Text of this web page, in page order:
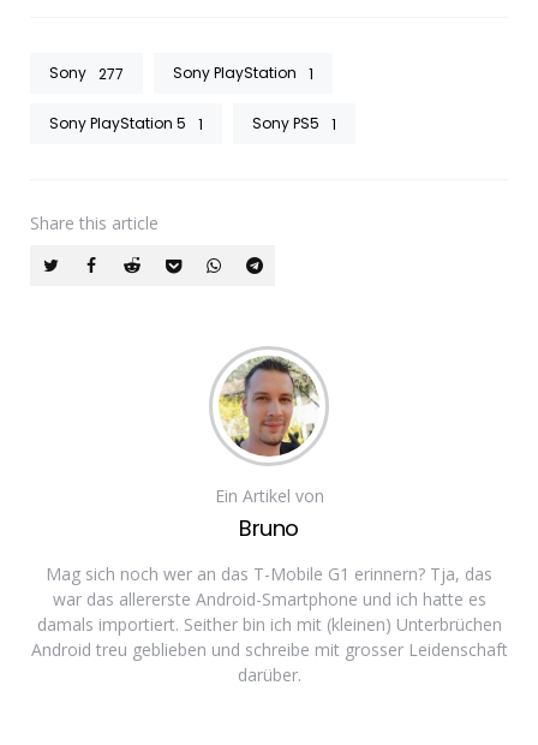
Sony 277 Sony PlayStation 1
Sony PlayStation 5 1 Sony PS5 1
Share this article
Ein Artikel von
Bruno
Mag sich noch wer an das T-Mobile G1 erinnern? Tja, das
war das allererste Android-Smartphone und ich hatte es
damals importiert. Seither bin ich mit (kleinen) Unterbrüchen
Android treu geblieben und schreibe mit grosser Leidenschaft
darüber.